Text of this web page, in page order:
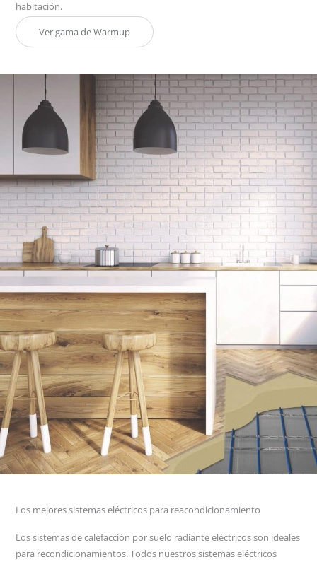
habitación.
Ver gama de Warmup
Los mejores sistemas eléctricos para reacondicionamiento
Los sistemas de calefacción por suelo radiante eléctricos son ideales
para recondicionamientos. Todos nuestros sistemas eléctricos